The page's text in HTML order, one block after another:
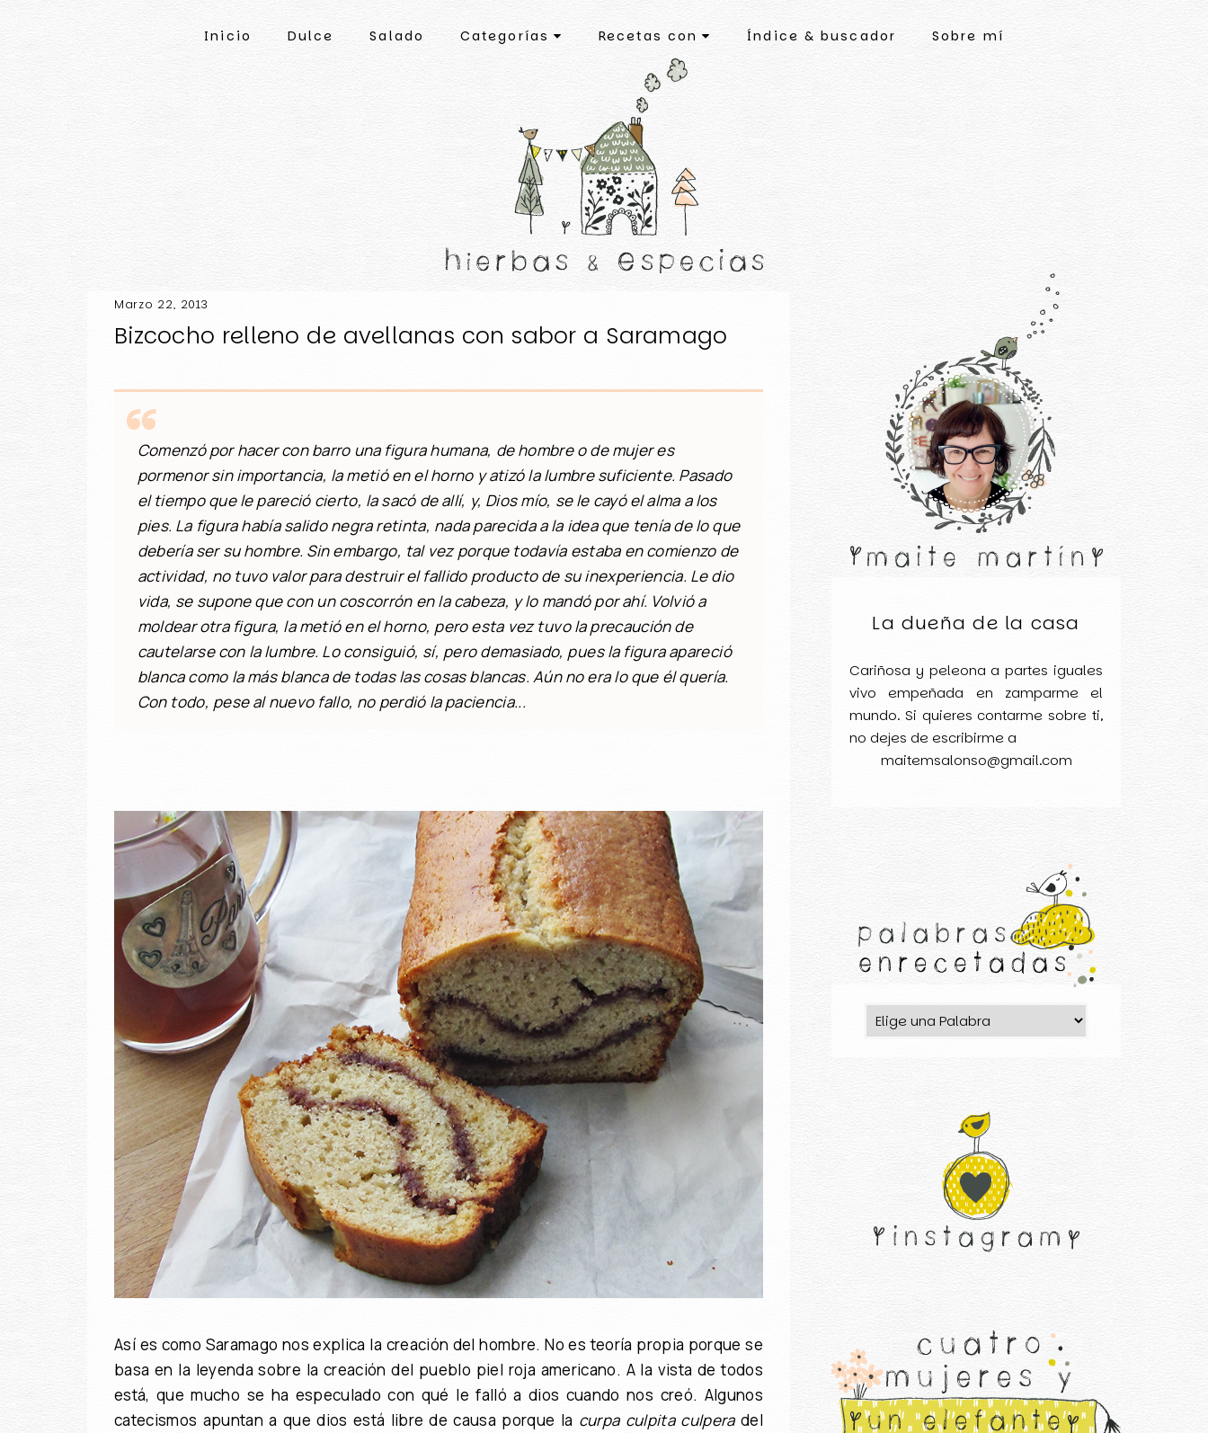
Inicio Dulce Salado Categorías Recetas con Índice & buscador Sobre mí
Marzo 22, 2013
Bizcocho relleno de avellanas con sabor a Saramago
Comenzó por hacer con barro una figura humana, de hombre o de mujer es
pormenor sin importancia, la metió en el horno y atizó la lumbre suficiente. Pasado
el tiempo que le pareció cierto, la sacó de allí, y, Dios mío, se le cayó el alma a los
pies. La figura había salido negra retinta, nada parecida a la idea que tenía de lo que
debería ser su hombre. Sin embargo, tal vez porque todavía estaba en comienzo de
actividad, no tuvo valor para destruir el fallido producto de su inexperiencia. Le dio
vida, se supone que con un coscorrón en la cabeza, y lo mandó por ahí. Volvió a
moldear otra figura, la metió en el horno, pero esta vez tuvo la precaución de
cautelarse con la lumbre. Lo consiguió, sí, pero demasiado, pues la figura apareció
blanca como la más blanca de todas las cosas blancas. Aún no era lo que él quería.
Con todo, pese al nuevo fallo, no perdió la paciencia...
Así es como Saramago nos explica la creación del hombre. No es teoría propia porque se
basa en la leyenda sobre la creación del pueblo piel roja americano. A la vista de todos
está, que mucho se ha especulado con qué le falló a dios cuando nos creó. Algunos
catecismos apuntan a que dios está libre de causa porque la curpa culpita culperadel
La dueña de la casa
Cariñosa y peleona a partes iguales
vivo empeñada en zamparme el
mundo. Si quieres contarme sobre ti,
no dejes de escribirme a
maitemsalonso@gmail.com